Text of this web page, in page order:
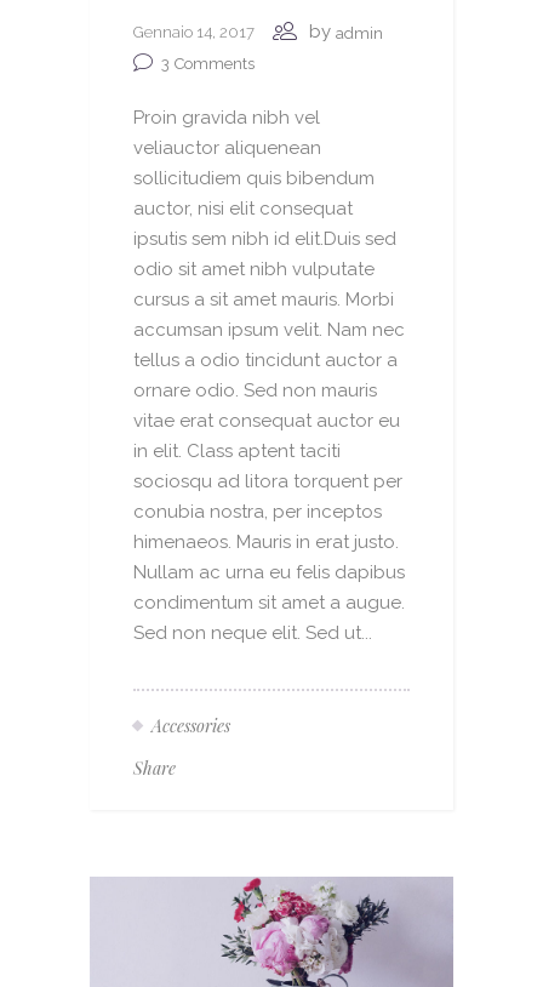
Gennaio 14, 2017 by admin
3 Comments
Proin gravida nibh vel
veliauctor aliquenean
sollicitudiem quis bibendum
auctor, nisi elit consequat
ipsutis sem nibh id elit.Duis sed
odio sit amet nibh vulputate
cursus a sit amet mauris. Morbi
accumsan ipsum velit. Nam nec
tellus a odio tincidunt auctor a
ornare odio. Sed non mauris
vitae erat consequat auctor eu
in elit. Class aptent taciti
sociosqu ad litora torquent per
conubia nostra, per inceptos
himenaeos. Mauris in erat justo.
Nullam ac urna eu felis dapibus
condimentum sit amet a augue.
Sed non neque elit. Sed ut...
Accessories
Share